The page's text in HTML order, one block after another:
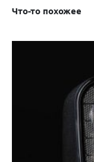
Что-то похожее